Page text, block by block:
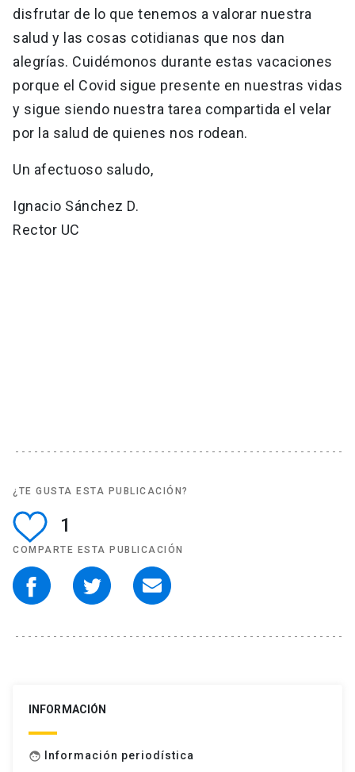
disfrutar de lo que tenemos a valorar nuestra
salud y las cosas cotidianas que nos dan
alegrías. Cuidémonos durante estas vacaciones
porque el Covid sigue presente en nuestras vidas
y sigue siendo nuestra tarea compartida el velar
por la salud de quienes nos rodean.
Un afectuoso saludo,
Ignacio Sánchez D.
Rector UC
¿TE GUSTA ESTA PUBLICACIÓN?
1
COMPARTE ESTA PUBLICACIÓN
INFORMACIÓN
face Información periodística